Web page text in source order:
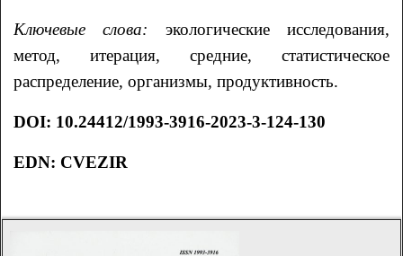
Ключевые слова: экологические исследования,
метод, итерация, средние, статистическое
распределение, организмы, продуктивность.
DOI: 10.24412/1993-3916-2023-3-124-130
EDN: CVEZIR